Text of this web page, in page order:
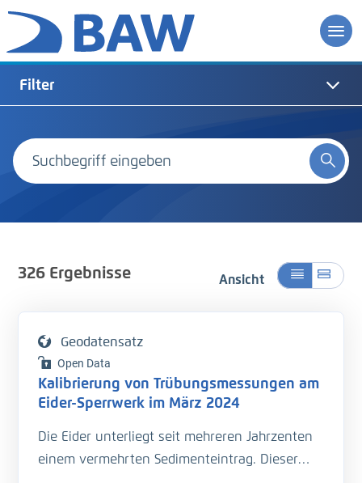
Filter
326Ergebnisse Ansicht
Geodatensatz
Open Data
Kalibrierung von Trübungsmessungen am
Eider-Sperrwerk im März 2024
Die Eider unterliegt seit mehreren Jahrzenten
einem vermehrten Sedimenteintrag. Dieser